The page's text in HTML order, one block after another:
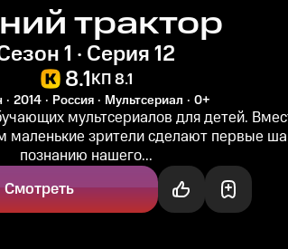
трактор
1 · Серия 12
8.1КП 8.1
2014 Россия Мультсериал 0+
мультсериалов для детей.
зрители сделают первые
познанию нашего...
Смотреть